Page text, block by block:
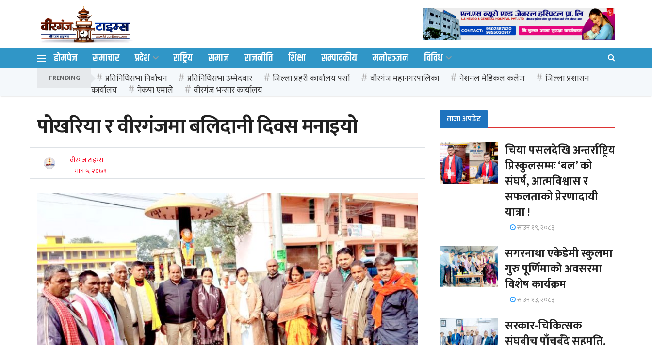
होमपेज समाचार प्रदेश राष्ट्रिय समाज राजनीति शिक्षा सम्पादकीय मनोरञ्जन विविध
TRENDING प्रतिनिधिसभा निर्वाचन प्रतिनिधिसभा उम्मेदवार जिल्ला प्रहरी कार्यालय पर्सा वीरगंज महानगरपालिका नेशनल मेडिकल कलेज
जिल्ला प्रशासन
कार्यालय
नेकपा एमाले वीरगंज भन्सार कार्यालय
पोखरिया र वीरगंजमा बलिदानी दिवस मनाइयो
वीरगंज टाइम्स
माघ ५, २०७९
ताजा अपडेट
चिया पसलदेखि अन्तर्राष्ट्रिय
प्रिस्कुलसम्मः ‘बल’ को
संघर्ष, आत्मविश्वास र
सफलताको प्रेरणादायी
यात्रा !
साउन १९, २०८३
सगरनाथा एकेडेमी स्कुलमा
गुरु पूर्णिमाको अवसरमा
विशेष कार्यक्रम
साउन १३, २०८३
सरकार-चिकित्सक
संघबीच पाँचबुँदे सहमति,